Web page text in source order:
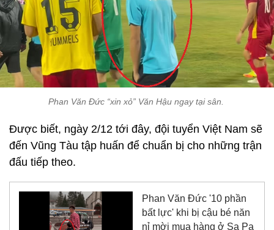
Phan Văn Đức “xin xỏ” Văn Hậu ngay tại sân.
Được biết, ngày 2/12 tới đây, đội tuyển Việt Nam sẽ
đến Vũng Tàu tập huấn để chuẩn bị cho những trận
đấu tiếp theo.
Phan Văn Đức '10 phần
bất lực' khi bị cậu bé năn
nỉ mời mua hàng ở Sa Pa